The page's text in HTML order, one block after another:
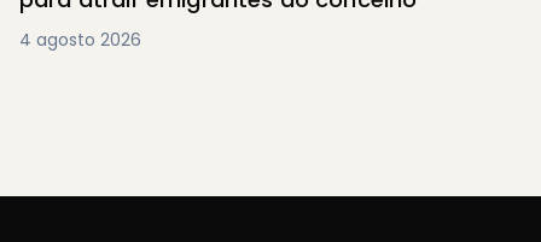
4 agosto 2026